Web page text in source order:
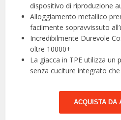
dispositivo di riproduzione
Alloggiamento metallico
facilmente sopravvissuto
Incredibilmente Durevole
oltre 10000+
La giacca in TPE utilizza un
senza cuciture integrato
ACQUISTA DA